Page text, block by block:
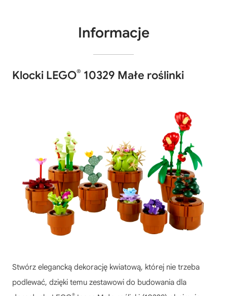
Informacje
Klocki LEGO® 10329 Małe roślinki
Stwórz elegancką dekorację kwiatową, której nie trzeba
podlewać, dzięki temu zestawowi do budowania dla